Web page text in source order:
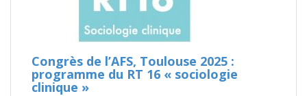
Congrès de l’AFS, Toulouse 2025 :
programme du RT 16 « sociologie
clinique »